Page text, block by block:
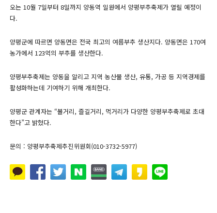
오는 10월 7일부터 8일까지 양동역 일원에서 양평부추축제가 열릴 예정이
다.
양평군에 따르면 양동면은 전국 최고의 여름부추 생산지다. 양동면은 170여
농가에서 123억의 부추를 생산한다.
양평부추축제는 양동을 알리고 지역 농산물 생산, 유통, 가공 등 지역경제를
활성화하는데 기여하기 위해 개최한다.
양평군 관계자는 “볼거리, 즐길거리, 먹거리가 다양한 양평부추축제로 초대
한다”고 밝혔다.
문의 : 양평부추축제추진위원회(010-3732-5977)